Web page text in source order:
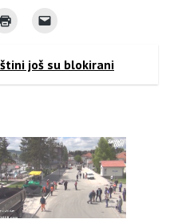
još su blokirani